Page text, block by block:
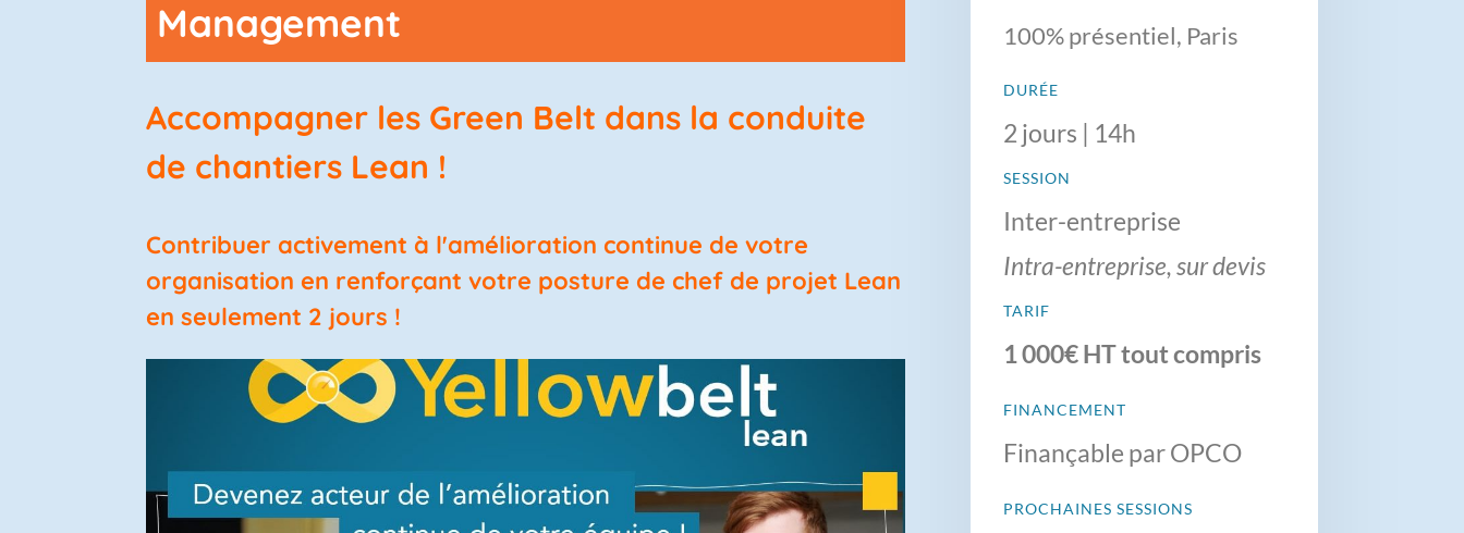
Management
Accompagner les Green Belt dans la conduite
de chantiers Lean !
Contribuer activement à l'amélioration continue de votre
organisation en renforçant votre posture de chef de projet Lean
en seulement 2 jours !
100% présentiel, Paris
DURÉE
2 jours | 14h
SESSION
Inter-entreprise
Intra-entreprise, sur devis
TARIF
1 000€ HT tout compris
FINANCEMENT
Finançable par OPCO
PROCHAINES SESSIONS